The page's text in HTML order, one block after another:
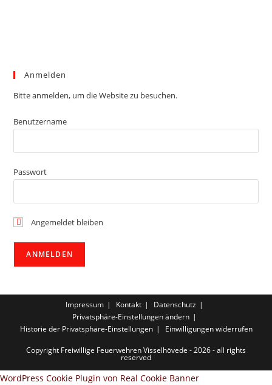
Anmelden
Bitte anmelden, um die Website zu besuchen.
Benutzername
Passwort
Angemeldet bleiben
Impressum Kontakt
Datenschutz
Privatsphäre-Einstellungen ändern
Historie der Privatsphäre-Einstellungen
Einwilligungen widerrufen
Copyright Freiwillige Feuerwehren Visselhövede - 2026 - all rights
reserved
WordPress Cookie Plugin von Real Cookie Banner